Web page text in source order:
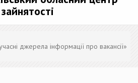
зайнятості
джерела інформації про вакансії»